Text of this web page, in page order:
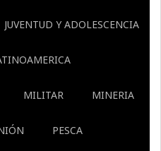
JUVENTUD Y ADOLESCENCIA
MILITAR MINERIA
PESCA